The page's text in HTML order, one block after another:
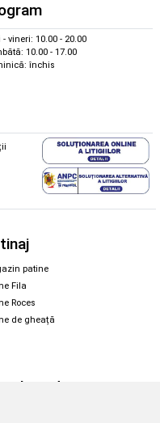
- vineri: 10.00 - 20.00
10.00 - 17.00
închis
patine
Fila
Roces
de gheață